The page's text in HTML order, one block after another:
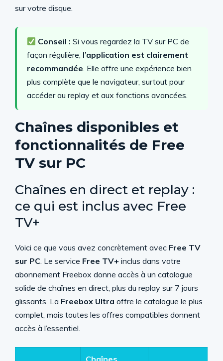
sur votre disque.
Conseil : Si vous regardez la TV sur PC de
façon régulière, l’application est clairement
recommandée. Elle offre une expérience bien
plus complète que le navigateur, surtout pour
accéder au replay et aux fonctions avancées.
Chaînes disponibles et
fonctionnalités de Free
TV sur PC
Chaînes en direct et replay :
ce qui est inclus avec Free
TV+
Voici ce que vous avez concrètement avec Free TV
sur PC. Le service Free TV+ inclus dans votre
abonnement Freebox donne accès à un catalogue
solide de chaînes en direct, plus du replay sur 7 jours
glissants. La Freebox Ultra offre le catalogue le plus
complet, mais toutes les offres compatibles donnent
accès à l’essentiel.
Chaînes